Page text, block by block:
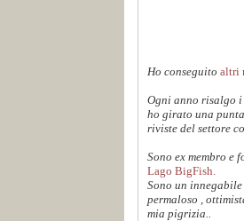
Ho conseguito altri
Ogni anno risalgo i
ho girato una
riviste del settore
Sono ex membro e
Lago BigFish.
Sono un
permaloso ,
mia pigrizia..